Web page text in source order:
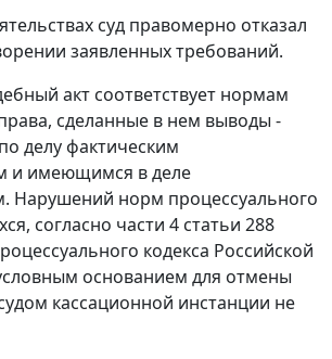
суд правомерно отказал
заявленных требований.
акт соответствует нормам
сделанные в нем выводы -
делу фактическим
и имеющимся в деле
Нарушений норм процессуального
согласно части 4 статьи 288
кодекса Российской
основанием для отмены
кассационной инстанции не